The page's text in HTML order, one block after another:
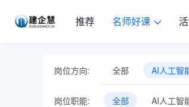
推荐 名师好课
岗位方向: 全部 AI人工智
工程项目基础岗位
岗位职能: 全部 AI人工智